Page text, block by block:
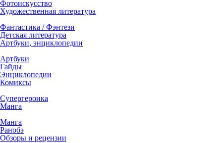
Фотоискусство
Художественная литература
Фантастика / Фэнтези
Детская литература
Артбуки, энциклопедии
Артбуки
Гайды
Энциклопедии
Комиксы
Супергероика
Манга
Манга
Ранобэ
Обзоры и рецензии